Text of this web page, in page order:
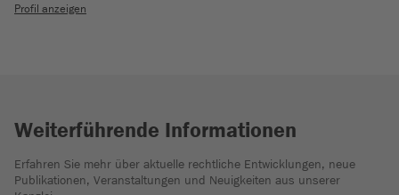
Profil anzeigen
Weiterführende Informationen
Erfahren Sie mehr über aktuelle rechtliche Entwicklungen, neue
Publikationen, Veranstaltungen und Neuigkeiten aus unserer